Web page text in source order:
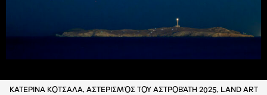
KΑΤΕΡΙΝΑ ΚΟΤΣΑΛΑ, ΑΣΤΕΡΙΣΜΌΣ ΤΟΥ ΑΣΤΡΟΒΆΤΗ 2025, LAND ART